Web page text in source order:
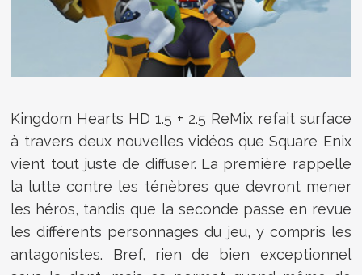
Kingdom Hearts HD 1.5 + 2.5 ReMix refait surface
à travers deux nouvelles vidéos que Square Enix
vient tout juste de diffuser. La première rappelle
la lutte contre les ténèbres que devront mener
les héros, tandis que la seconde passe en revue
les différents personnages du jeu, y compris les
antagonistes. Bref, rien de bien exceptionnel